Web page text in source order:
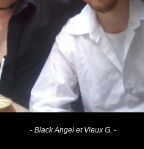
-Black Angel et Vieux G. -